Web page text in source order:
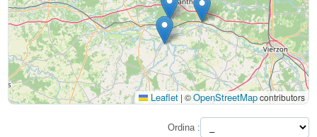
Leaflet | ©OpenStreetMapcontributors
Ordina :